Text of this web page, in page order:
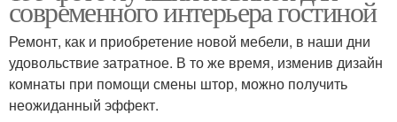
шторами
шторами
Шторы к серым обоям Стен со шторами
современного интерьера гостиной
Ремонт, как и приобретение новой мебели, в наши дни
удовольствие затратное. В то же время, изменив дизайн
комнаты при помощи смены штор, можно получить
неожиданный эффект.